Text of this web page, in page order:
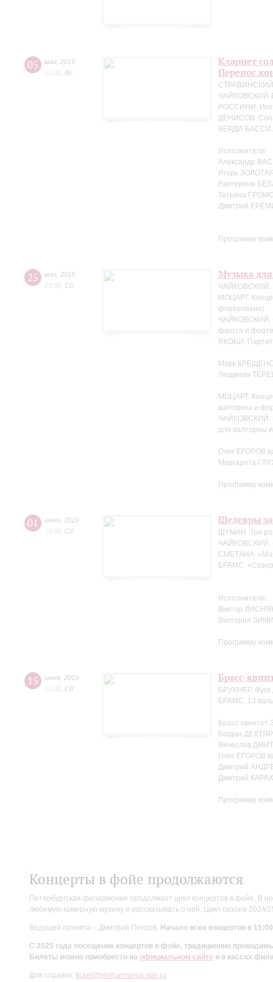
05 мая 2019
15:00 Вс
Кларнет
Перенос
СТРАВИНСКИЙ.
ЧАЙКОВСКИЙ-
РОССИНИ.
ДЕНИСОВ.
ВЕРДИ-БАССИ.
Исполнители:
Александр
Игорь
Екатерина
Татьяна
Дмитрий
Программу
25 мая 2019
15:00 Сб
Музыка
ЧАЙКОВСКИЙ.
МОЦАРТ.
фортепиано)
ЧАЙКОВСКИЙ.
фагота и
ЯКОБИ.
Марк
Людмила
МОЦАРТ.
валторны и
ЧАЙКОВСКИЙ.
для валторны
Олег ЕГОРОВ
Маргарита
Программу
01 июня 2019
15:00 Сб
Шедевры
ШУМАН. Три
ЧАЙКОВСКИЙ.
СМЕТАНА.
БРАМС.
Исполнители:
Виктор
Виктория
Программу
15 июня 2019
15:00 Сб
Брасс-
БРУКНЕР. Фуга
БРАМС. 13
Брасс-квинтет
Богдан
Вячеслав
Олег ЕГОРОВ
Дмитрий
Дмитрий
Программу
Концерты в фойе продолжаются
Петербургская филармония продолжает цикл концертов в фойе. В
любимую камерную музыку и рассказывать о ней. Цикл сезона
Ведущий проекта – Дмитрий Петров. Начало всех концертов в
С 2025 года посещение концертов в фойе, традиционно
Билеты можно приобрести на официальном сайте и в кассах
Для справок: ticket@philharmonia.spb.ru